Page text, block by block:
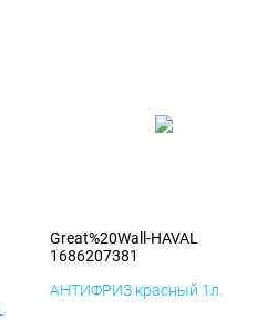
Great%20Wall-HAVAL
1686207381
АНТИФРИЗ красный 1л.